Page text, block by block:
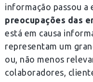
informação passou a
preocupações das
está em causa
representam um
ou, não menos
colaboradores,